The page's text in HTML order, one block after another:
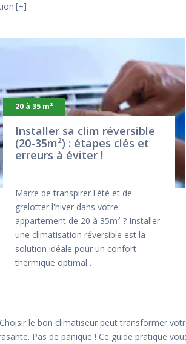
+
20 à 35 m²
Installer sa clim réversible
(20-35m²) : étapes clés et
erreurs à éviter !
Marre de transpirer l'été et de
grelotter l'hiver dans votre
appartement de 20 à 35m² ? Installer
une climatisation réversible est la
solution idéale pour un confort
thermique optimal…
le bon climatiseur peut transformer
Pas de panique ! Ce guide pratique